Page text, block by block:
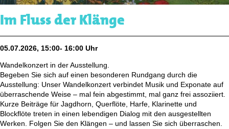
Im Fluss der Klänge
05.07.2026, 15:00- 16:00 Uhr
Wandelkonzert in der Ausstellung.
Begeben Sie sich auf einen besonderen Rundgang durch die
Ausstellung: Unser Wandelkonzert verbindet Musik und Exponate auf
überraschende Weise – mal fein abgestimmt, mal ganz frei assoziiert.
Kurze Beiträge für Jagdhorn, Querflöte, Harfe, Klarinette und
Blockflöte treten in einen lebendigen Dialog mit den ausgestellten
Werken. Folgen Sie den Klängen – und lassen Sie sich überraschen.